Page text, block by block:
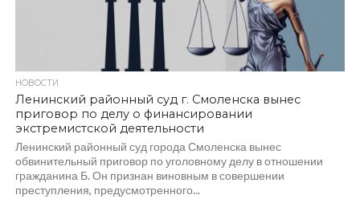
НОВОСТИ
Ленинский районный суд г. Смоленска вынес
приговор по делу о финансировании
экстремистской деятельности
Ленинский районный суд города Смоленска вынес
обвинительный приговор по уголовному делу в отношении
гражданина Б. Он признан виновным в совершении
преступления, предусмотренного...